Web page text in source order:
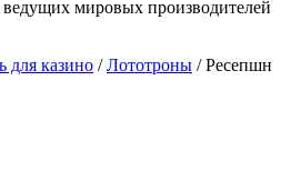
мировых производителей
для казино / Лототроны / Ресепшн